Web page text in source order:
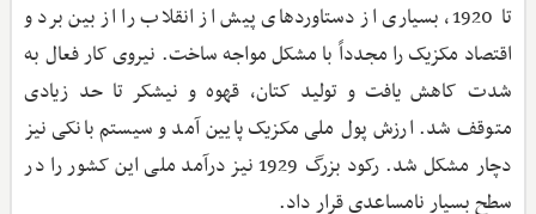
تا 1920، بسیاری از دستاوردهای پیش از انقلاب را از بین برد و
اقتصاد مکزیک را مجدداً با مشکل مواجه ساخت. نیروی کار فعال به
شدت کاهش یافت و تولید کتان، قهوه و نیشکر تا حد زیادی
متوقف شد. ارزش پول ملی مکزیک پایین آمد و سیستم بانکی نیز
دچار مشکل شد. رکود بزرگ 1929 نیز درآمد ملی این کشور را در
سطح بسیار نامساعدی قرار داد.